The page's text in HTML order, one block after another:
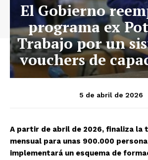
El Gobierno
programa ex
Trabajo por un
vouchers de
5 de abril de 2026
A partir de abril de 2026, finaliza la
mensual para unas 900.000
implementará un esquema de